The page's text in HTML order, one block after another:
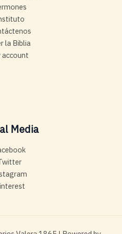
la Biblia
account
Media